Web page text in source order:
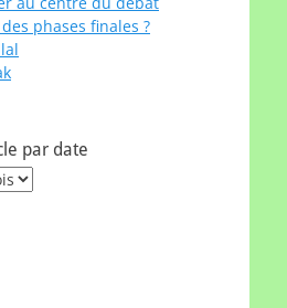
phases finales ?
par date